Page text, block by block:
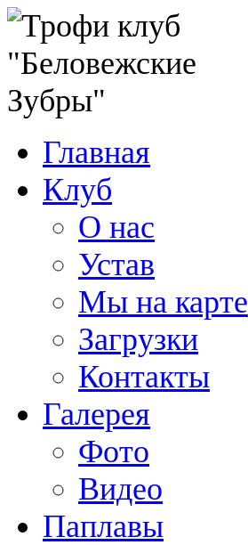
Главная
Клуб
О нас
Устав
Мы на карте
Загрузки
Контакты
Галерея
Фото
Видео
Паплавы